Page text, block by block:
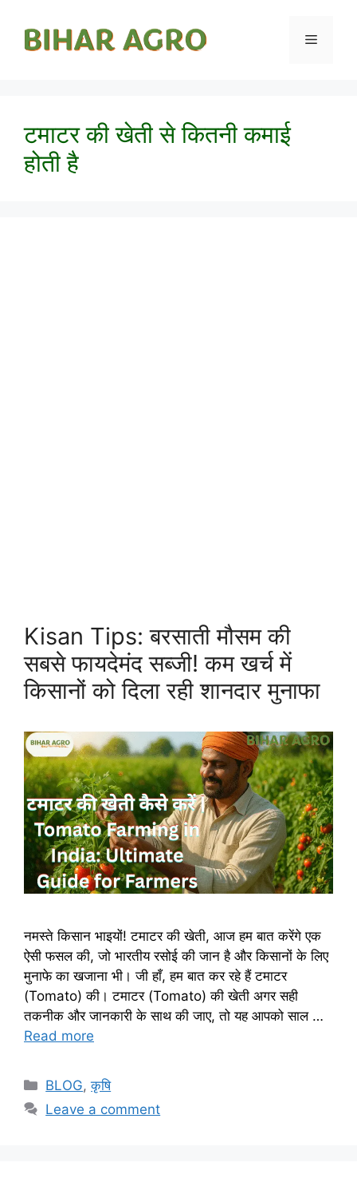
टमाटर की खेती से कितनी कमाई
होती है
Kisan Tips: बरसाती मौसम की
सबसे फायदेमंद सब्जी! कम खर्च में
किसानों को दिला रही शानदार मुनाफा
नमस्ते किसान भाइयों! टमाटर की खेती, आज हम बात करेंगे एक
ऐसी फसल की, जो भारतीय रसोई की जान है और किसानों के लिए
मुनाफे का खजाना भी। जी हाँ, हम बात कर रहे हैं टमाटर
(Tomato) की। टमाटर (Tomato) की खेती अगर सही
तकनीक और जानकारी के साथ की जाए, तो यह आपको साल …
Read more
BLOG,कृषि
Leave a comment